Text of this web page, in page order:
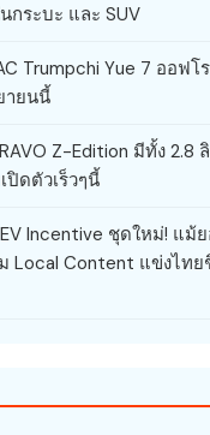
กระบะ และ SUV
Trumpchi Yue 7 ออฟโ
ายนนี้
Z-Edition มีทั้ง 2.8
ปิดตัวเร็วๆนี้
Incentive ชุดใหม่! แม้
Local Content แข่งไท